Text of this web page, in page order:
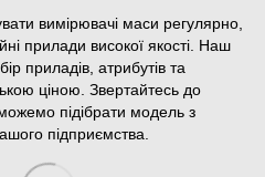
вимірювачі маси регулярно,
прилади високої якості. Наш
приладів, атрибутів та
ціною. Звертайтесь до
підібрати модель з
підприємства.